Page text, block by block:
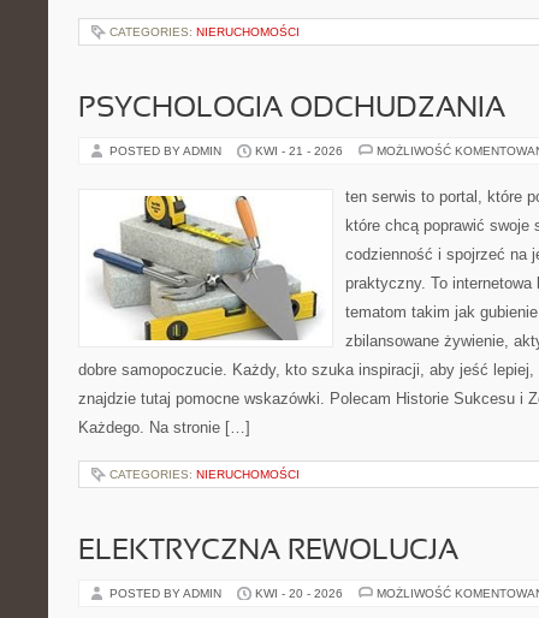
CATEGORIES: NIERUCHOMOŚCI
PSYCHOLOGIA ODCHUDZANIA
POSTED BY ADMIN KWI - 21 - 2026 MOŻLIWOŚĆ
ten serwis to portal, które
które chcą poprawić swoje
codzienność i spojrzeć na
praktyczny. To
tematom takim jak
zbilansowane żywienie,
dobre samopoczucie. Każdy, kto szuka inspiracji, aby jeść
znajdzie tutaj pomocne wskazówki. Polecam Historie Sukcesu i
Każdego. Na stronie […]
CATEGORIES: NIERUCHOMOŚCI
ELEKTRYCZNA REWOLUCJA
POSTED BY ADMIN KWI - 20 - 2026 MOŻLIWOŚĆ